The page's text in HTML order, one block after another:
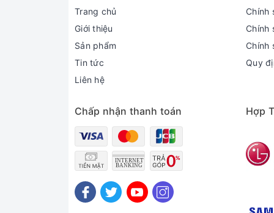
*Hình ảnh chỉ mang tính chất minh họa
Công nghệ giặt đặc biệt
- Chuyển động đa chiều
:
- Công nghệcảm biến thông minh 6th SENSE
Trang chủ
Giới thiệu
Sản phẩm
Tin tức
Liên hệ
Chính
Chính
Chính
Quy
Chấp nhận thanh toán Hợp